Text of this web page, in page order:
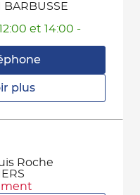
BARBUSSE
et 14:00 -
plus
Roche